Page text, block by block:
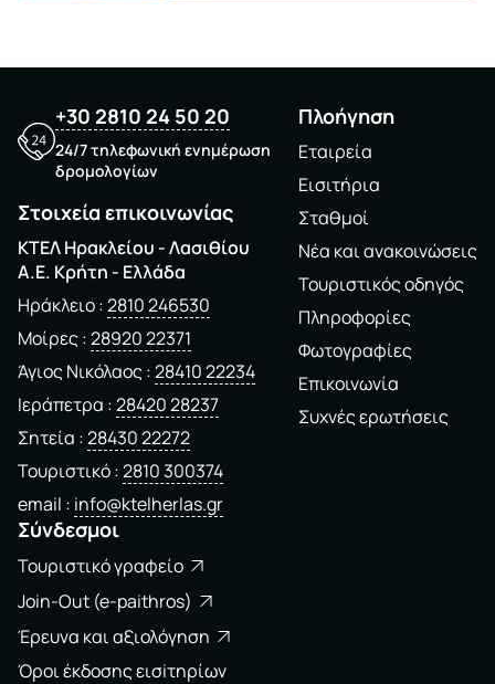
+30 2810 24 50 20
24/7 τηλεφωνική ενημέρωση
δρομολογίων
Στοιχεία επικοινωνίας
ΚΤΕΛ Ηρακλείου - Λασιθίου
A.E. Kρήτη - Ελλάδα
Ηράκλειο 2810 246530
Μοίρες 28920 22371
Άγιος Νικόλαος 28410 22234
Ιεράπετρα 28420 28237
Σητεία 28430 22272
Τουριστικό 2810 300374
email info@ktelherlas.gr
Πλοήγηση
Εταιρεία
Εισιτήρια
Σταθμοί
Νέα και ανακοινώσεις
Τουριστικός οδηγός
Πληροφορίες
Φωτογραφίες
Επικοινωνία
Συχνές ερωτήσεις
Σύνδεσμοι
Τουριστικό γραφείο
Join-Out (e-paithros)
Έρευνα και αξιολόγηση
Όροι έκδοσης εισiτηρίων